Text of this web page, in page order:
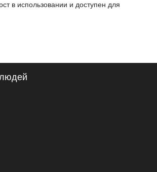
в использовании и доступен для